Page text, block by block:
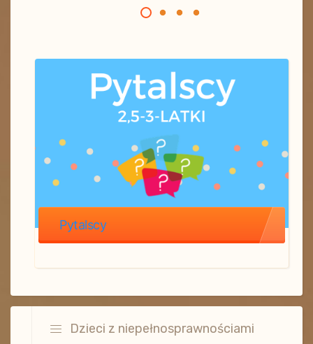
Pytalscy
Dzieci z niepełnosprawnościami